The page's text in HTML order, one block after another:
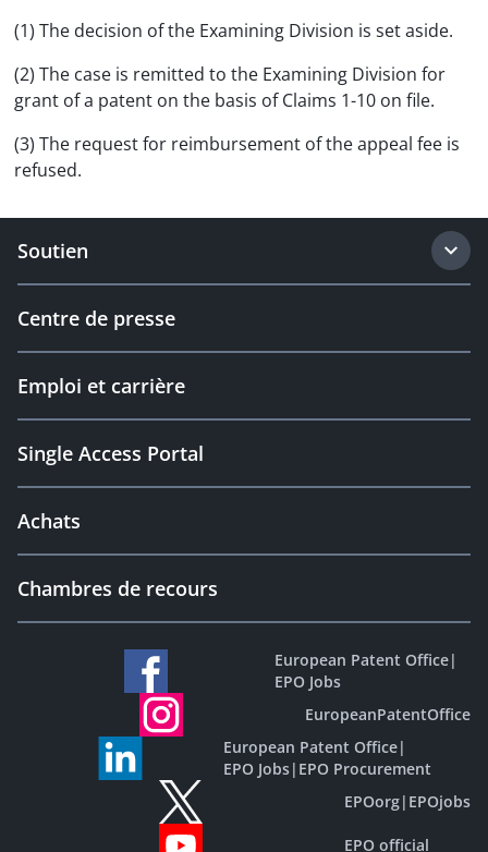
(1) The decision of the Examining Division is set aside.
(2) The case is remitted to the Examining Division for
grant of a patent on the basis of Claims 1-10 on file.
(3) The request for reimbursement of the appeal fee is
refused.
Soutien
Centre de presse
Emploi et carrière
Single Access Portal
Achats
Chambres de recours
European Patent Office|
EPO Jobs
EuropeanPatentOffice
European Patent Office|
EPO Jobs| EPO Procurement
EPOorg| EPOjobs
EPO official